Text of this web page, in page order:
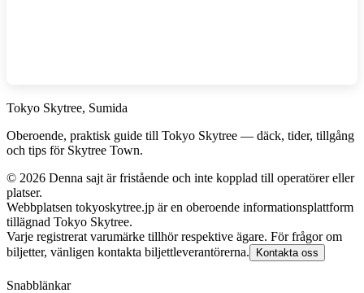
Tokyo Skytree, Sumida
Oberoende, praktisk guide till Tokyo Skytree — däck, tider, tillgång
och tips för Skytree Town.
© 2026 Denna sajt är fristående och inte kopplad till operatörer eller
platser.
Webbplatsen tokyoskytree.jp är en oberoende informationsplattform
tillägnad Tokyo Skytree.
Varje registrerat varumärke tillhör respektive ägare. För frågor om
biljetter, vänligen kontakta biljettleverantörerna.
Kontakta oss
Snabblänkar